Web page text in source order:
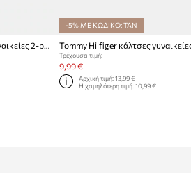
-5% ΜΕ ΚΩΔΙΚΟ: TAN
Τρέχουσα τιμή:
9,99 €
Αρχική τιμή: 13,99 €
Η χαμηλότερη τιμή: 10,99 €